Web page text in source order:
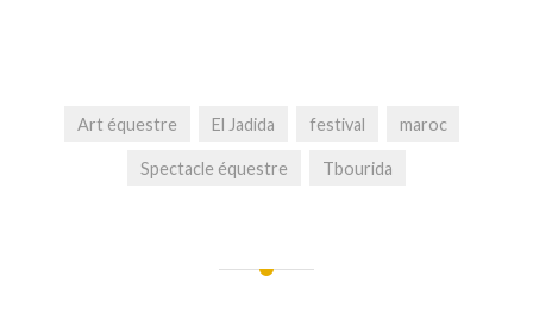
Art équestre El Jadida festival maroc
Spectacle équestre Tbourida